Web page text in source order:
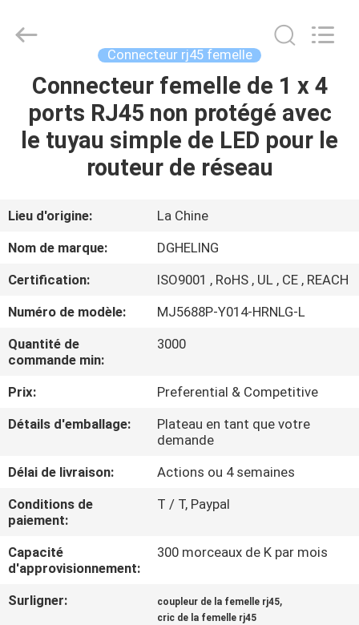
MAISON
PRODUITS
SUJET
DE
NOUS
VISITE
D'USINE
CONTRÔLE
DE
CONTACTEZ-
NOUS
DEMANDEZ
UNE
Ltd..
Developed
Connecteur rj45 femelle
Connecteur femelle de 1 x 4
ports RJ45 non protégé avec
le tuyau simple de LED pour le
routeur de réseau
Lieu d'origine:
La Chine
Nom de marque:
DGHELING
Certification:
ISO9001 , RoHS , UL , CE , REACH
Numéro de modèle:
MJ5688P-Y014-HRNLG-L
Quantité de
commande min:
3000
Prix:
Preferential & Competitive
Détails d'emballage:
Plateau en tant que votre
demande
Délai de livraison:
Actions ou 4 semaines
Conditions de
paiement:
T / T, Paypal
Capacité
d'approvisionnement:
300 morceaux de K par mois
Surligner: coupleur de la femelle rj45,
cric de la femelle rj45